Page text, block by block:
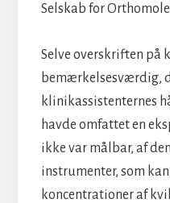
Selskab for
Selve overskriften på
bemærkelsesværdig,
klinikassistenternes
havde omfattet en
ikke var målbar, af
instrumenter, som
koncentrationer af